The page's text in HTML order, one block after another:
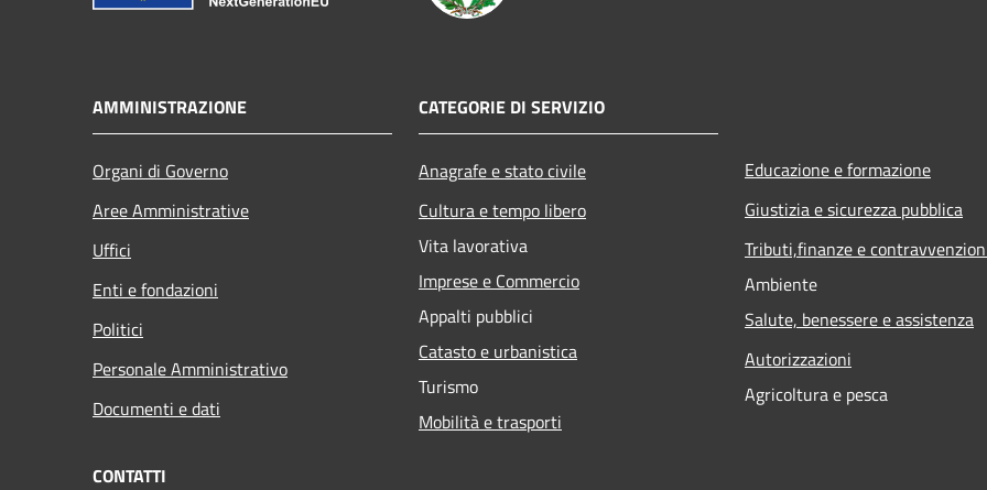
AMMINISTRAZIONE
Organi di Governo
Aree Amministrative
Uffici
Enti e fondazioni
Politici
Personale Amministrativo
Documenti e dati
CATEGORIE DI SERVIZIO
Anagrafe e stato civile
Cultura e tempo libero
Vita lavorativa
Imprese e Commercio
Appalti pubblici
Catasto e urbanistica
Turismo
Mobilità e trasporti
Educazione e formazione
Giustizia e sicurezza pubblica
Tributi,finanze e
Ambiente
Salute, benessere e assistenza
Autorizzazioni
Agricoltura e pesca
CONTATTI